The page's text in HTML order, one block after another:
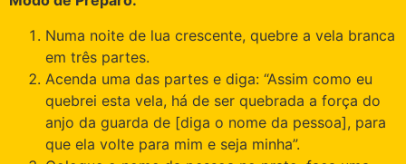
Numa noite de lua crescente, quebre a vela branca
em três partes.
Acenda uma das partes e diga: “Assim como eu
quebrei esta vela, há de ser quebrada a força do
anjo da guarda de [diga o nome da pessoa], para
que ela volte para mim e seja minha”.